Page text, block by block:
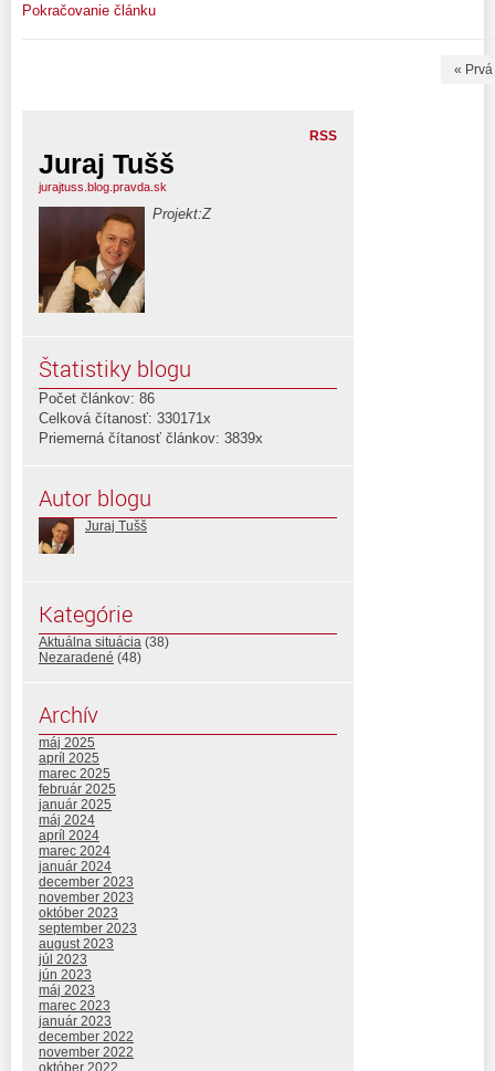
Pokračovanie článku
« Prvá
RSS
Juraj Tušš
jurajtuss.blog.pravda.sk
Projekt:Z
Štatistiky blogu
Počet článkov: 86
Celková čítanosť: 330171x
Priemerná čítanosť článkov: 3839x
Autor blogu
Juraj Tušš
Kategórie
Aktuálna situácia (38)
Nezaradené (48)
Archív
máj 2025
apríl 2025
marec 2025
február 2025
január 2025
máj 2024
apríl 2024
marec 2024
január 2024
december 2023
november 2023
október 2023
september 2023
august 2023
júl 2023
jún 2023
máj 2023
marec 2023
január 2023
december 2022
november 2022
október 2022